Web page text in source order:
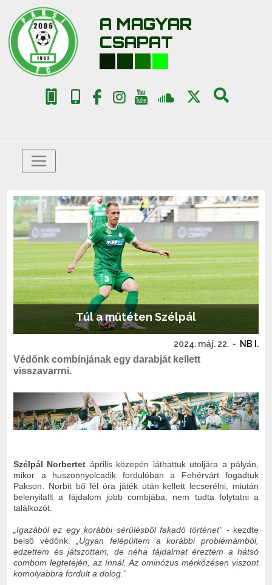
A MAGYAR
CSAPAT
Túl a műtéten Szélpál
2024. máj. 22. - NB I.
Védőnk combínjának egy darabját kellett
visszavarrni.
Szélpál Norbertet április közepén láthattuk utoljára a pályán,
mikor a huszonnyolcadik fordulóban a Fehérvárt fogadtuk
Pakson. Norbit bő fél óra játék után kellett lecserélni, miután
belenyilallt a fájdalom jobb combjába, nem tudta folytatni a
találkozót.
„Igazából ez egy korábbi sérülésből fakadó történet” - kezdte
belső védőnk.„Ugyan felépültem a korábbi problémámból,
edzettem és játszottam, de néha fájdalmat éreztem a hátsó
combom legtetején, az ínnál. Az ominózus mérkőzésen viszont
komolyabbra fordult a dolog.”